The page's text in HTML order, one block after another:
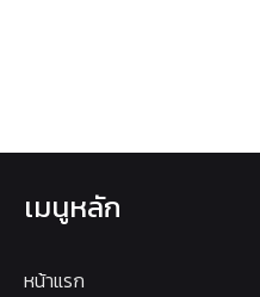
เมนูหลัก
หน้าแรก